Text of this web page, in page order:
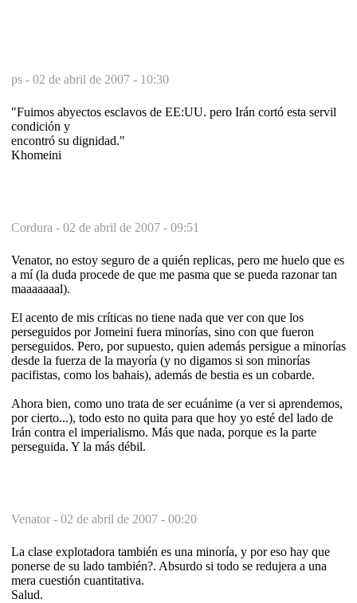
ps - 02 de abril de 2007 - 10:30
"Fuimos abyectos esclavos de EE:UU. pero Irán cortó esta servil
condición y
encontró su dignidad."
Khomeini
Cordura - 02 de abril de 2007 - 09:51
Venator, no estoy seguro de a quién replicas, pero me huelo que es
a mí (la duda procede de que me pasma que se pueda razonar tan
maaaaaaal).
El acento de mis críticas no tiene nada que ver con que los
perseguidos por Jomeini fuera minorías, sino con que fueron
perseguidos. Pero, por supuesto, quien además persigue a minorías
desde la fuerza de la mayoría (y no digamos si son minorías
pacifistas, como los bahais), además de bestia es un cobarde.
Ahora bien, como uno trata de ser ecuánime (a ver si aprendemos,
por cierto...), todo esto no quita para que hoy yo esté del lado de
Irán contra el imperialismo. Más que nada, porque es la parte
perseguida. Y la más débil.
Venator - 02 de abril de 2007 - 00:20
La clase explotadora también es una minoría, y por eso hay que
ponerse de su lado también?. Absurdo si todo se redujera a una
mera cuestión cuantitativa.
Salud.